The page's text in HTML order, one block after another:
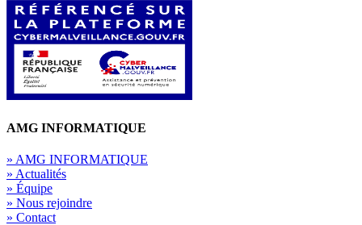
AMG INFORMATIQUE
» AMG INFORMATIQUE
» Actualités
» Équipe
» Nous rejoindre
» Contact